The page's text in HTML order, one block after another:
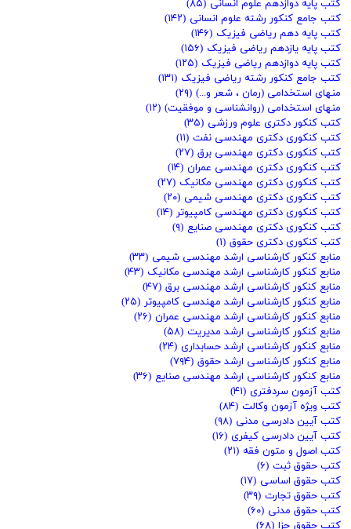
کتب پایه دوازدهم علوم انسانی (۸۵)
کتب جامع کنکور رشته علوم انسانی (۱۴۲)
کتب پایه دهم ریاضی فیزیک (۱۴۶)
کتب پایه یازدهم ریاضی فیزیک (۱۵۶)
کتب پایه دوازدهم ریاضی فیزیک (۱۲۵)
کتب جامع کنکور رشته ریاضی فیزیک (۱۳۱)
منهای استخدامی (رمان ، شعر و...) (۲۹)
منهای استخدامی (روانشناسی و موفقیت) (۱۲)
کتب کنکور دکتری علوم ورزشی (۳۵)
کتب کنکوری دکتری مهندسی نفت (۱۱)
کتب کنکوری دکتری مهندسی برق (۲۷)
کتب کنکوری دکتری مهندسی عمران (۱۴)
کتب کنکوری دکتری مهندسی مکانیک (۲۷)
کتب کنکوری دکتری مهندسی شیمی (۲۰)
کتب کنکوری دکتری مهندسی کامپیوتر (۱۴)
کتب کنکوری دکتری مهندسی صنایع (۹)
کتب کنکوری دکتری حقوق (۱)
منابع کنکور کارشناسی ارشد مهندسی شیمی (۳۳)
منابع کنکور کارشناسی ارشد مهندسی مکانیک (۴۳)
منابع کنکور کارشناسی ارشد مهندسی برق (۴۷)
منابع کنکور کارشناسی ارشد مهندسی کامپیوتر (۲۵)
منابع کنکور کارشناسی ارشد مهندسی عمران (۲۶)
منابع کنکور کارشناسی ارشد مدیریت (۵۸)
منابع کنکور کارشناسی ارشد حسابداری (۲۴)
منابع کنکور کارشناسی ارشد حقوق (۷۹۴)
منابع کنکور کارشناسی ارشد مهندسی صنایع (۳۶)
کتب آزمون سردفتری (۴۱)
کتب ویژه آزمون وکالت (۸۴)
کتب آیین دادرسی مدنی (۹۸)
کتب آیین دادرسی کیفری (۱۶)
کتب اصول و متون فقه (۲۱)
کتب حقوق ثبت (۶)
کتب حقوق اساسی (۱۷)
کتب حقوق تجارت (۳۹)
کتب حقوق مدنی (۶۰)
کتب حقوق جزا (۶۸)